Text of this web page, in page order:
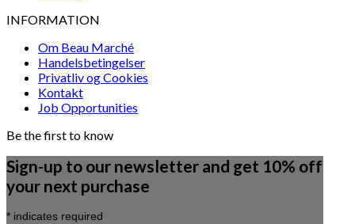
INFORMATION
Om Beau Marché
Handelsbetingelser
Privatliv og Cookies
Kontakt
Job Opportunities
Be the first to know
Sign-up to our newsletter and get 10% off
your next purchase
* indicates required